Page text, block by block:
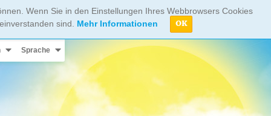
Wenn Sie in den Einstellungen Ihres Webbrowsers Cookies
sind. Mehr Informationen OK
Sprache